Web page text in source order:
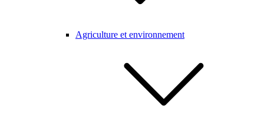
Agriculture et environnement